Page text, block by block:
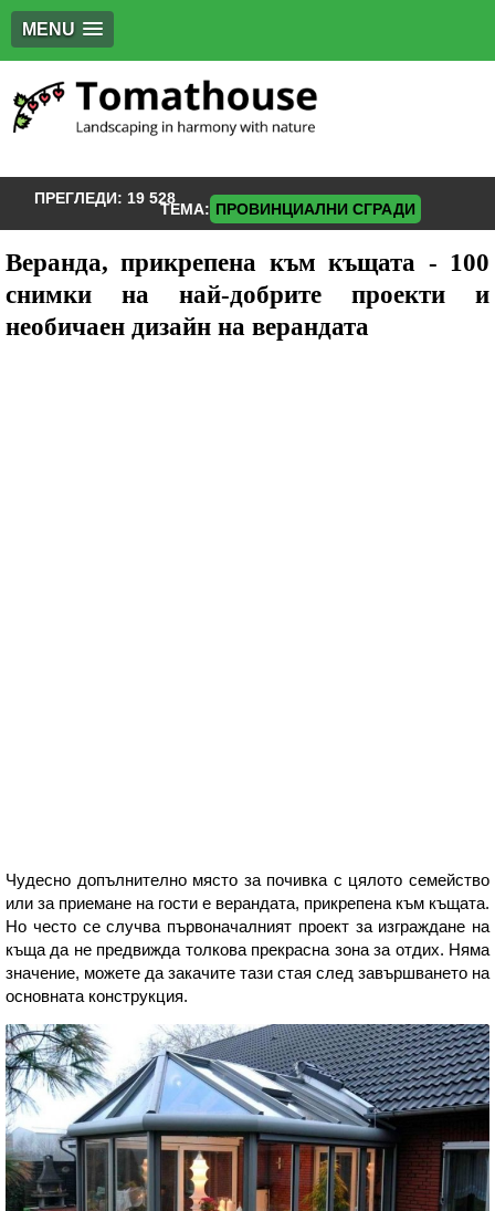
MENU
ПРЕГЛЕДИ: 19 528
ТЕМА: ПРОВИНЦИАЛНИ СГРАДИ
Веранда, прикрепена към къщата - 100
снимки на най-добрите проекти и
необичаен дизайн на верандата
Чудесно допълнително място за почивка с цялото семейство
или за приемане на гости е верандата, прикрепена към къщата.
Но често се случва първоначалният проект за изграждане на
къща да не предвижда толкова прекрасна зона за отдих. Няма
значение, можете да закачите тази стая след завършването на
основната конструкция.